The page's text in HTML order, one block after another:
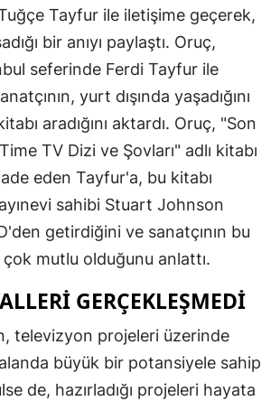
Tayfur ile iletişime geçerek,
bir anıyı paylaştı. Oruç,
seferinde Ferdi Tayfur ile
yurt dışında yaşadığını
aradığını aktardı. Oruç, "Son
TV Dizi ve Şovları" adlı kitabı
eden Tayfur'a, bu kitabı
sahibi Stuart Johnson
getirdiğini ve sanatçının bu
çok mutlu olduğunu anlattı.
GERÇEKLEŞMEDI
televizyon projeleri üzerinde
alanda büyük bir potansiyele sahip
de, hazırladığı projeleri hayata